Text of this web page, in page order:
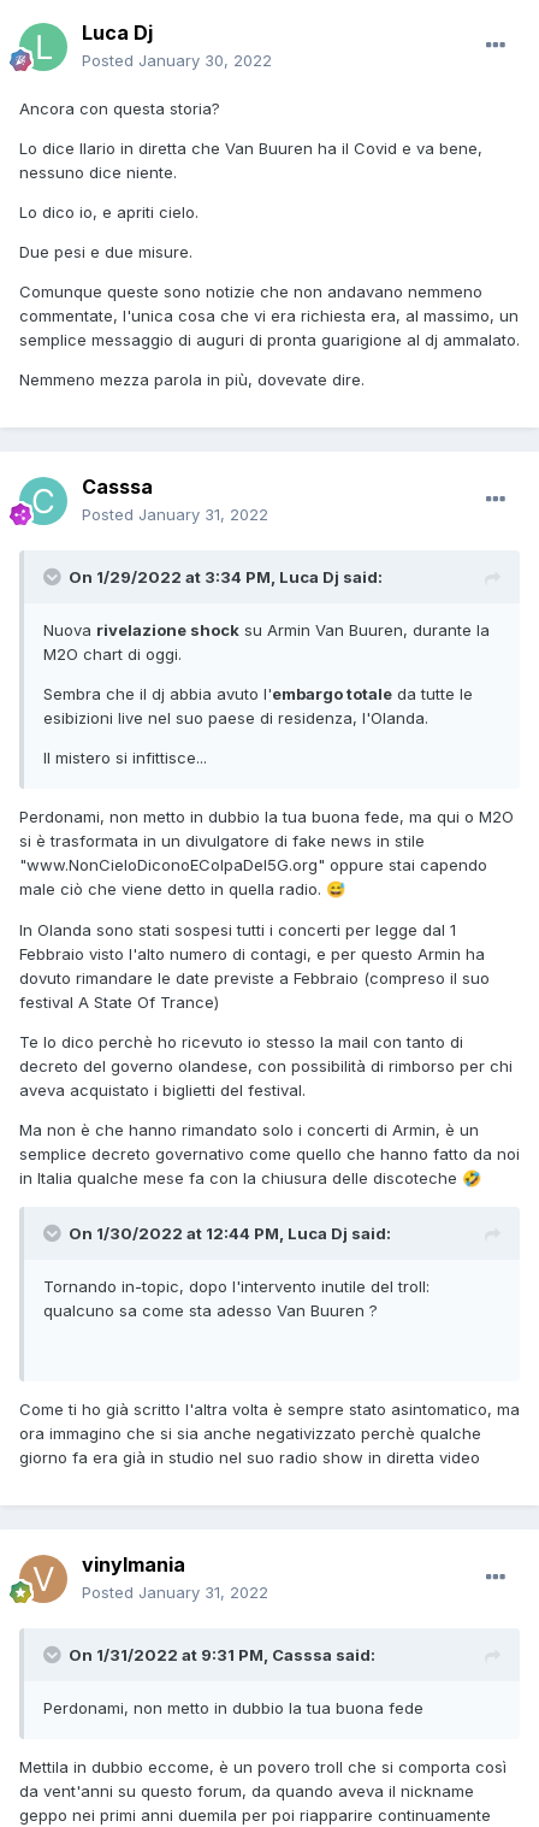
Luca Dj
Posted January 30, 2022
Ancora con questa storia?
Lo dice Ilario in diretta che Van Buuren ha il Covid e va bene,
nessuno dice niente.
Lo dico io, e apriti cielo.
Due pesi e due misure.
Comunque queste sono notizie che non andavano nemmeno
commentate, l'unica cosa che vi era richiesta era, al massimo, un
semplice messaggio di auguri di pronta guarigione al dj ammalato.
Nemmeno mezza parola in più, dovevate dire.
Casssa
Posted January 31, 2022
On 1/29/2022 at 3:34 PM, Luca Dj said:
Nuova rivelazione shock su Armin Van Buuren, durante la
M2O chart di oggi.
Sembra che il dj abbia avuto l'embargo totale da tutte le
esibizioni live nel suo paese di residenza, l'Olanda.
Il mistero si infittisce...
Perdonami, non metto in dubbio la tua buona fede, ma qui o M2O
si è trasformata in un divulgatore di fake news in stile
"www.NonCieloDiconoEColpaDel5G.org" oppure stai capendo
male ciò che viene detto in quella radio. 😅
In Olanda sono stati sospesi tutti i concerti per legge dal 1
Febbraio visto l'alto numero di contagi, e per questo Armin ha
dovuto rimandare le date previste a Febbraio (compreso il suo
festival A State Of Trance)
Te lo dico perchè ho ricevuto io stesso la mail con tanto di
decreto del governo olandese, con possibilità di rimborso per chi
aveva acquistato i biglietti del festival.
Ma non è che hanno rimandato solo i concerti di Armin, è un
semplice decreto governativo come quello che hanno fatto da noi
in Italia qualche mese fa con la chiusura delle discoteche 🤣
On 1/30/2022 at 12:44 PM, Luca Dj said:
Tornando in-topic, dopo l'intervento inutile del troll:
qualcuno sa come sta adesso Van Buuren ?
Come ti ho già scritto l'altra volta è sempre stato asintomatico, ma
ora immagino che si sia anche negativizzato perchè qualche
giorno fa era già in studio nel suo radio show in diretta video
vinylmania
Posted January 31, 2022
On 1/31/2022 at 9:31 PM, Casssa said:
Perdonami, non metto in dubbio la tua buona fede
Mettila in dubbio eccome, è un povero troll che si comporta così
da vent'anni su questo forum, da quando aveva il nickname
geppo nei primi anni duemila per poi riapparire continuamente